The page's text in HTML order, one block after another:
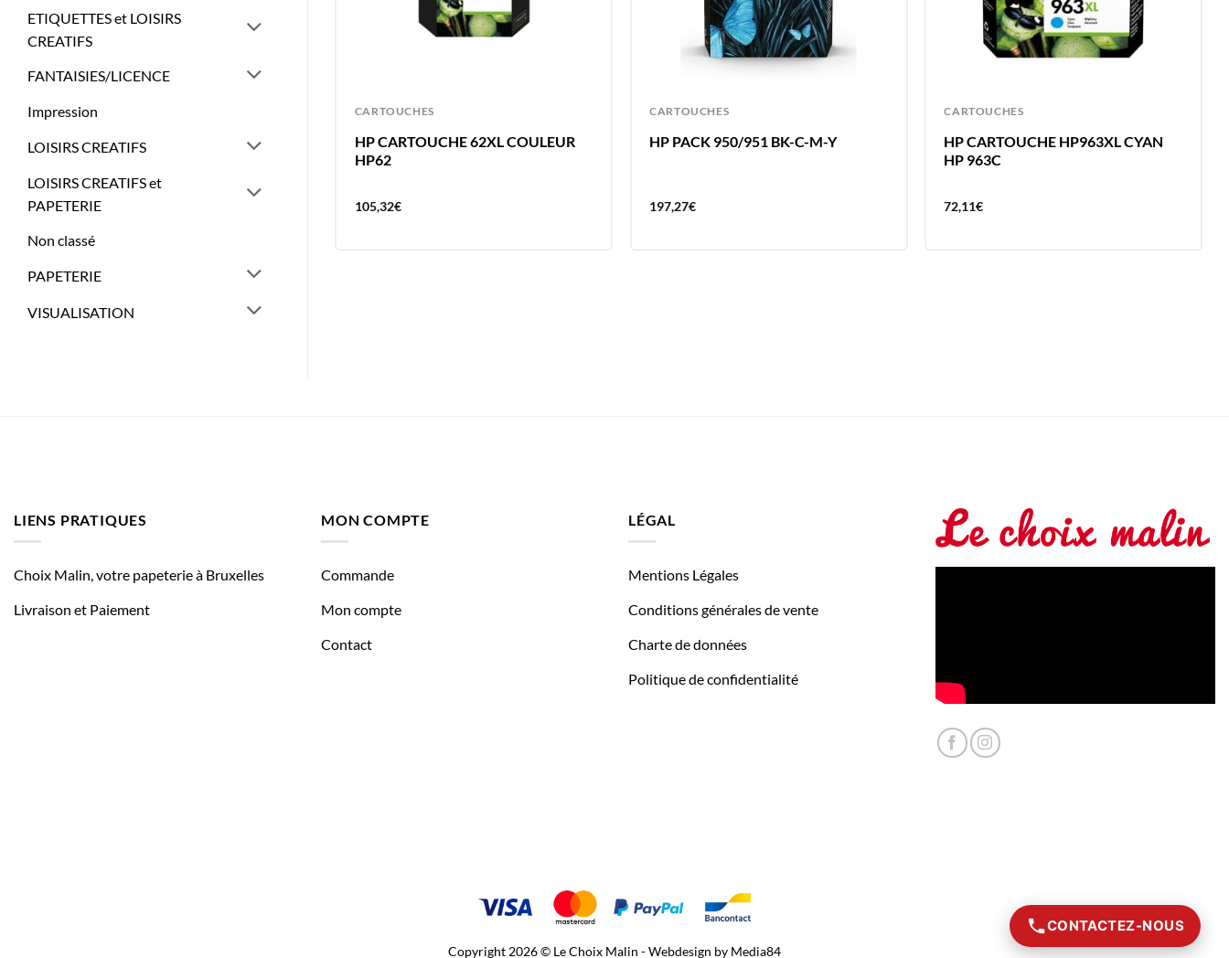
ETIQUETTES et LOISIRS
CREATIFS
FANTAISIES/LICENCE
Impression
LOISIRS CREATIFS
LOISIRS CREATIFS et
PAPETERIE
Non classé
PAPETERIE
VISUALISATION
CARTOUCHES
HP CARTOUCHE 62XL COULEUR
HP62
105,32€
CARTOUCHES
HP PACK 950/951 BK-C-M-Y
197,27€
CARTOUCHES
HP CARTOUCHE HP963XL CYAN
HP 963C
72,11€
CARTOUCHES
EPSON ENCRE 104 NOIR ECOTANK
18,51€
LIENS PRATIQUES
Choix Malin, votre papeterie à Bruxelles
Livraison et Paiement
MON COMPTE
Commande
Mon compte
Contact
LÉGAL
Mentions Légales
Conditions générales de vente
Charte de données
Politique de confidentialité
Copyright 2026 © Le Choix Malin - Webdesign by Media84
CONTACTEZ-NOUS